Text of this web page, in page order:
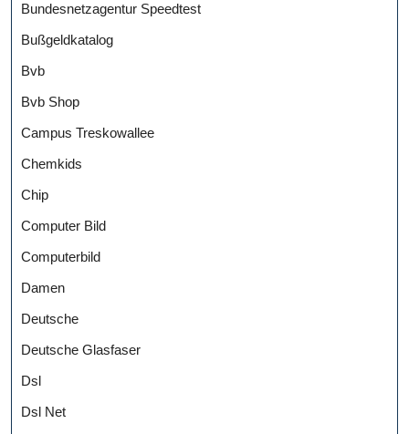
Bundesnetzagentur Speedtest
Bußgeldkatalog
Bvb
Bvb Shop
Campus Treskowallee
Chemkids
Chip
Computer Bild
Computerbild
Damen
Deutsche
Deutsche Glasfaser
Dsl
Dsl Net